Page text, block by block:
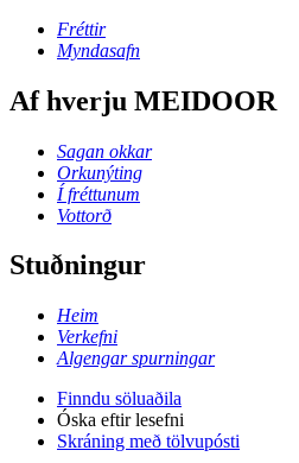
Fréttir
Myndasafn
Af hverju MEIDOOR
Sagan okkar
Orkunýting
Í fréttunum
Vottorð
Stuðningur
Heim
Verkefni
Algengar spurningar
Finndu söluaðila
Óska eftir lesefni
Skráning með tölvupósti